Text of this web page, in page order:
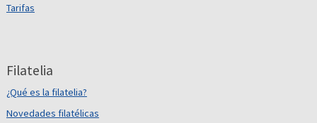
Tarifas
Filatelia
¿Qué es la filatelia?
Novedades filatélicas